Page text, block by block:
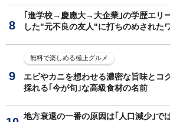
｢進学校→慶應大→大企業｣の学歴エリ
した"元不良の友人"に打ちのめされた
無料で楽しめる極上グルメ
エビやカニを想わせる濃密な旨味と
採れる｢今が旬｣な高級食材の名前
地方衰退の一番の原因は｢人口減少｣